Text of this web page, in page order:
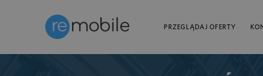
PRZEGLĄDAJ OFERTY